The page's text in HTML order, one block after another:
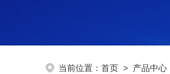
当前位置： 首页 > 产品中心